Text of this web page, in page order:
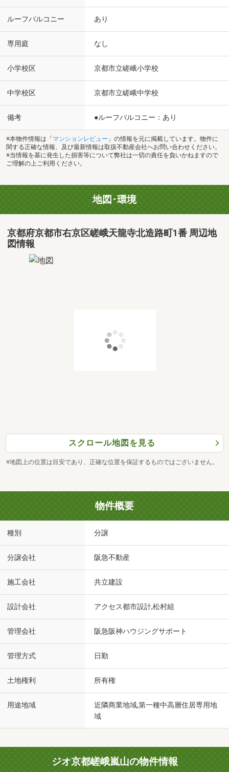
ルーフバルコニー あり
専用庭 なし
小学校区 京都市立嵯峨小学校
中学校区 京都市立嵯峨中学校
備考 ●ルーフバルコニー：あり
※本物件情報は「 マンションレビュー 」の情報を元に掲載しています。物件に
関する正確な情報、及び最新情報は取扱不動産会社へお問い合わせください。
※当情報を基に発生した損害等について弊社は一切の責任を負いかねますので
ご理解の上ご利用ください。
地図･環境
京都府京都市右京区嵯峨天龍寺北造路町1番 周辺地
図情報
スクロール地図を見る
※地図上の位置は目安であり、正確な位置を保証するものではございません。
物件概要
種別 分譲
分譲会社 阪急不動産
施工会社 共立建設
設計会社 アクセス都市設計,松村組
管理会社 阪急阪神ハウジングサポート
管理方式 日勤
土地権利 所有権
用途地域
近隣商業地域,第一種中高層住居専用地
域
ジオ京都嵯峨嵐山の物件情報